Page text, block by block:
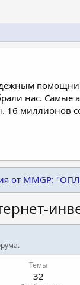
нас. Самые
от MMGP:
Темы
32